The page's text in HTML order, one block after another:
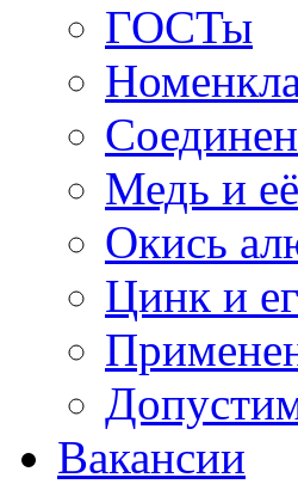
ГОСТы
Медь и
Окись
Цинк и
Вакансии